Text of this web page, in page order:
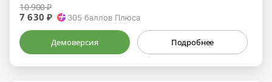
10 900 ₽
7 630 ₽ 305 баллов Плюса
Демоверсия Подробнее